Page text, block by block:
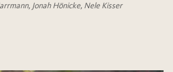
Jonah Hönicke, Nele Kisser